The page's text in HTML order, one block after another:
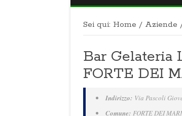
Sei qui: Home / Aziende
Bar Gelateria
FORTE DEI
Indirizzo: Via Pascoli
Comune: FORTE DEI